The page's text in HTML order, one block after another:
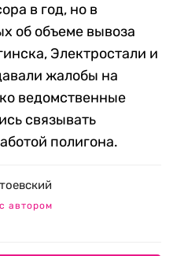
в год, но в
об объеме вывоза
Электростали и
жалобы на
ведомственные
связывать
полигона.
автором